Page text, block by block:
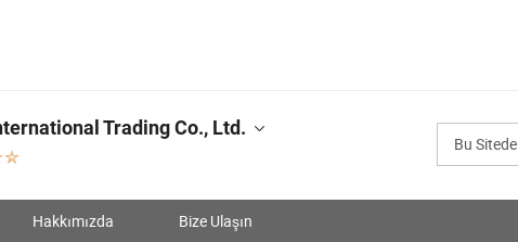
Bu Sitede
Trading Co., Ltd.
Hakkımızda Bize Ulaşın